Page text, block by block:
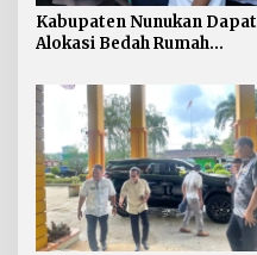
Kabupaten Nunukan Dapat
Alokasi Bedah Rumah
916 Unit